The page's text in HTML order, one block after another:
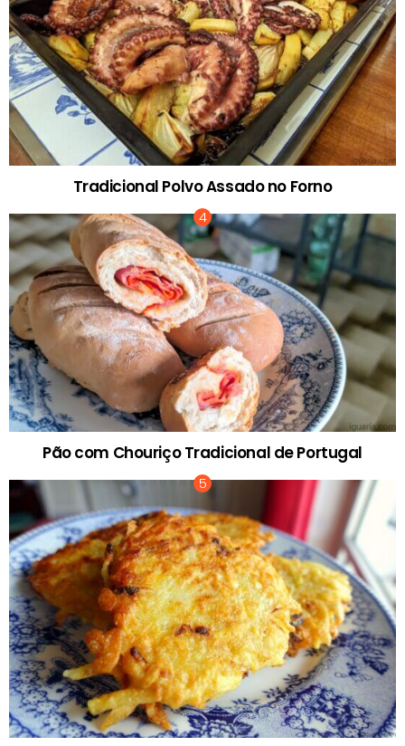
Tradicional Polvo Assado no Forno
Pão com Chouriço Tradicional de Portugal